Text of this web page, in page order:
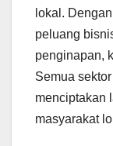
lokal.
peluang
penginapan,
Semua
menciptakan
masyarakat